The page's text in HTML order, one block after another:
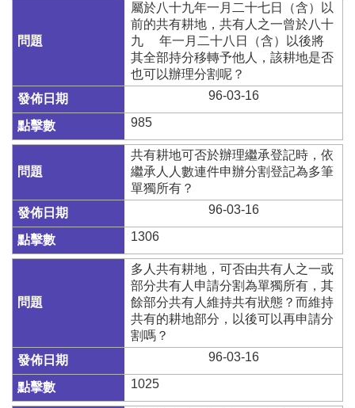
其
服
務
地
圖
實
價
登
錄
辦
網
站
導
屬於八十九年一月二十七日（含）以
前的共有耕地，共有人之一曾於八十
九 年一月二十八日（含）以後將
其全部持分移轉予他人，該耕地是否
也可以辦理分割呢？
96-03-16
985
共有耕地可否於辦理繼承登記時，依
繼承人人數連件申辦分割登記為多筆
單獨所有？
96-03-16
1306
多人共有耕地，可否由共有人之一或
部分共有人申請分割為單獨所有，其
餘部分共有人維持共有狀態？而維持
共有的耕地部分，以後可以再申請分
割嗎？
96-03-16
1025